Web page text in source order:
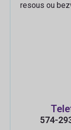
resous ou
574-